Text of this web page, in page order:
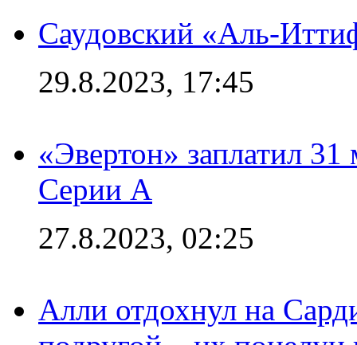
Саудовский «Аль-
29.8.2023, 17:45
«Эвертон» заплатил
Серии А
27.8.2023, 02:25
Алли отдохнул на